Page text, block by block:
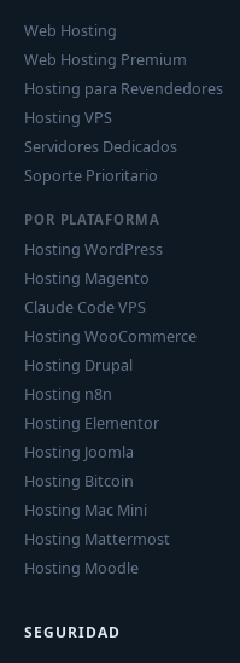
Web Hosting
Web Hosting Premium
Hosting para Revendedores
Hosting VPS
Servidores Dedicados
Soporte Prioritario
POR PLATAFORMA
Hosting WordPress
Hosting Magento
Claude Code VPS
Hosting WooCommerce
Hosting Drupal
Hosting n8n
Hosting Elementor
Hosting Joomla
Hosting Bitcoin
Hosting Mac Mini
Hosting Mattermost
Hosting Moodle
SEGURIDAD